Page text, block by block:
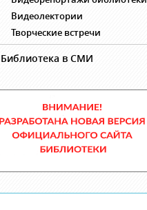
Видеолектории
Творческие встречи
Библиотека в СМИ